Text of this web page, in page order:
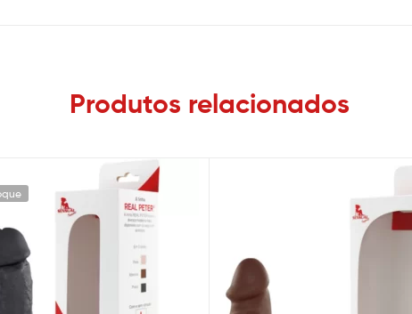
Produtos relacionados